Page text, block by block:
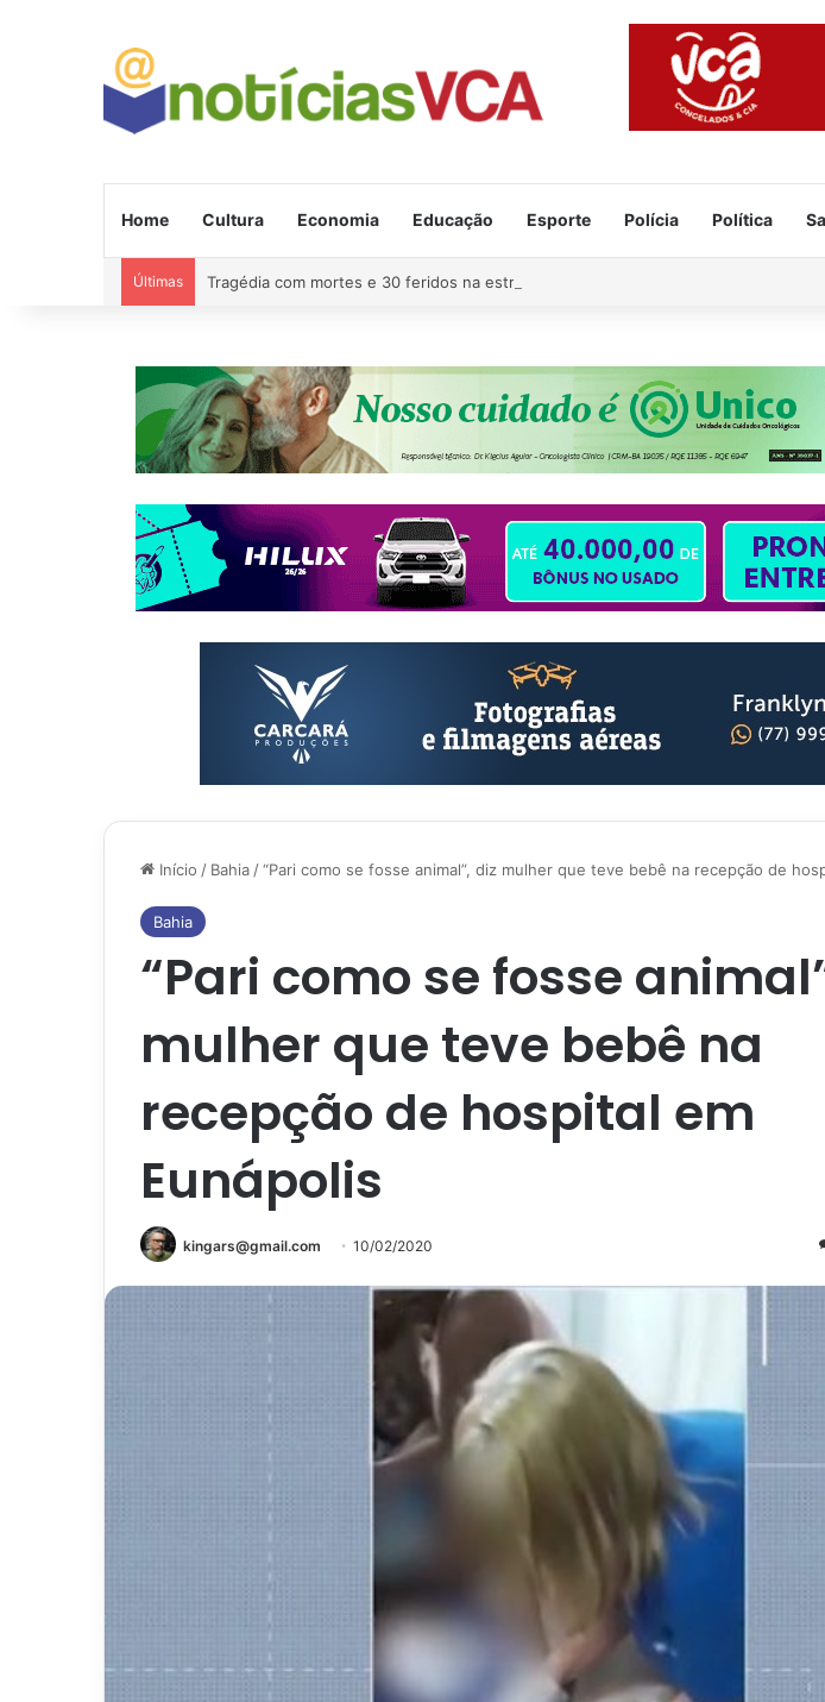
Home Cultura Economia Educação Esporte Polícia Política
Últimas Tragédia com mortes e 30 feridos na estrada
Início / Bahia /“Pari como se fosse animal”, diz mulher que teve bebê na recepção de
Bahia
“Pari como se fosse
mulher que teve bebê na
recepção de hospital em
Eunápolis
kingars@gmail.com 10/02/2020